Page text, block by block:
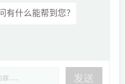
有什么能帮到您？